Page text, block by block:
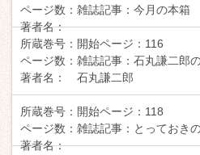
ページ数： 雑誌記事： 今月の本箱
著者名：
所蔵巻号： 開始ページ： 116
ページ数： 雑誌記事： 石丸謙二郎
著者名：
石丸謙二郎
所蔵巻号： 開始ページ： 118
ページ数： 雑誌記事： とっておき
著者名：